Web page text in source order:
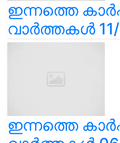
ഇന്നത്തെ
വാർത്തകൾ
ഇന്നത്തെ